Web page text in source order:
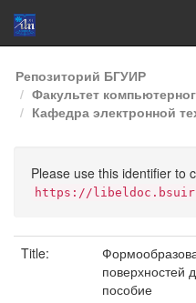
Skip
navigation
Репозиторий БГУИР
Факультет
Кафедра электронной
Please use this identifier to
https://
Title:
поверхностей
пособие